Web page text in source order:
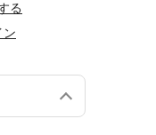
る
ン